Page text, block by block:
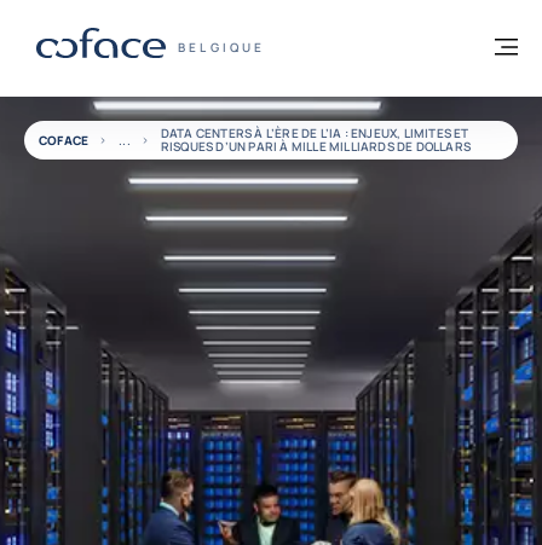
COFACE, FOR TRADE - PAGE D'ACCUEIL
BELGIQUE
Retour à la page d'accueil
COFACE DATA CENTERS À L’ÈRE DE L’IA : ENJEUX, LIMITES ET
RISQUES D’UN PARI À MILLE MILLIARDS DE DOLLARS